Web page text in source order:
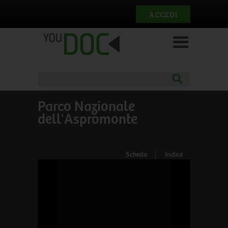
ACCEDI
Parco Nazionale
dell'Aspromonte
Scheda Indice